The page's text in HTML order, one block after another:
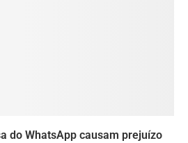
do WhatsApp causam prejuízo